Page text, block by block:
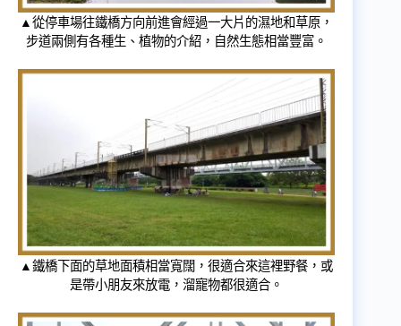
▲從停車場往鐵橋方向前進會經過一大片的濕地和草原，
步道兩側有各種生、植物的介紹，自然生態相當豐富。
▲鐵橋下面的草地面積相當寬闊，很適合來這裡野餐，或
是帶小朋友來放電，溜寵物都很適合。